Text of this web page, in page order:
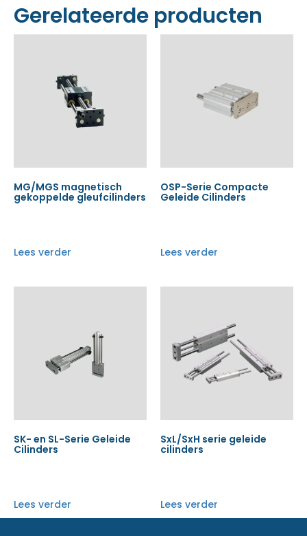
Gerelateerde producten
MG/MGS magnetisch
gekoppelde gleufcilinders
Lees verder
OSP-Serie Compacte
Geleide Cilinders
Lees verder
SK- en SL-Serie Geleide
Cilinders
Lees verder
SxL/SxH serie geleide
cilinders
Lees verder